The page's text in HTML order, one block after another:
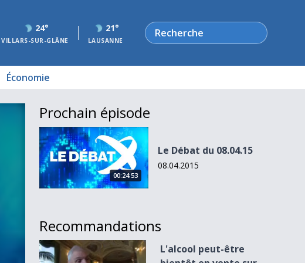
24°
VILLARS-SUR-GLÂNE
21°
LAUSANNE
Rechercher
Économie
Prochain épisode
Le Débat du 08.04.15
00:24:53
Le Débat du 08.04.15
08.04.2015
Recommandations
L&#039;alcool peut-être bientôt en vente sur les autoroutes
L'alcool peut-être